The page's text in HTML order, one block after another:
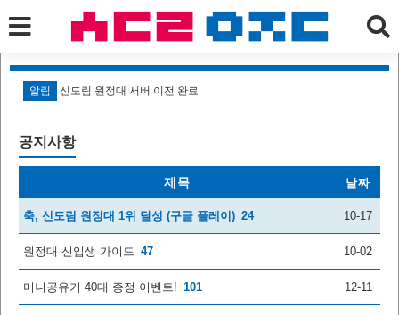
알림 신도림 원정대 서버 이전 완료
공지사항
제목 날짜
축, 신도림 원정대 1위 달성 (구글 플레이) 24 10-17
원정대 신입생 가이드 47 10-02
미니공유기 40대 증정 이벤트! 101 12-11